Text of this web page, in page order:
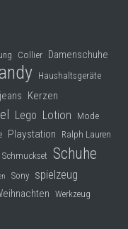
Collier Damenschuhe
Haushaltsgeräte
jeans Kerzen
Lego Lotion Mode
Playstation Ralph Lauren
Schmuckset Schuhe
Sony spielzeug
Werkzeug